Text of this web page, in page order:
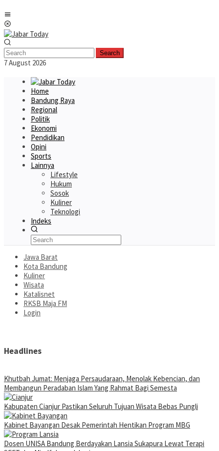
to
content
Search
7 August 2026
Home
Bandung Raya
Regional
Politik
Ekonomi
Pendidikan
Opini
Sports
Lainnya
Lifestyle
Hukum
Sosok
Kuliner
Teknologi
Indeks
Jawa Barat
Kota Bandung
Kuliner
Wisata
Katalisnet
RKSB Maja FM
Login
Headlines
Khutbah Jumat: Menjaga Persaudaraan, Menolak Kebencian, dan
Membangun Peradaban Islam Yang Rahmat Bagi Semesta
Kabupaten Cianjur Pastikan Seluruh Tujuan Wisata Bebas Pungli
Kabinet Bayangan Desak Pemerintah Hentikan Program MBG
Dosen UNISA Bandung Berdayakan Lansia Sukapura Lewat Terapi